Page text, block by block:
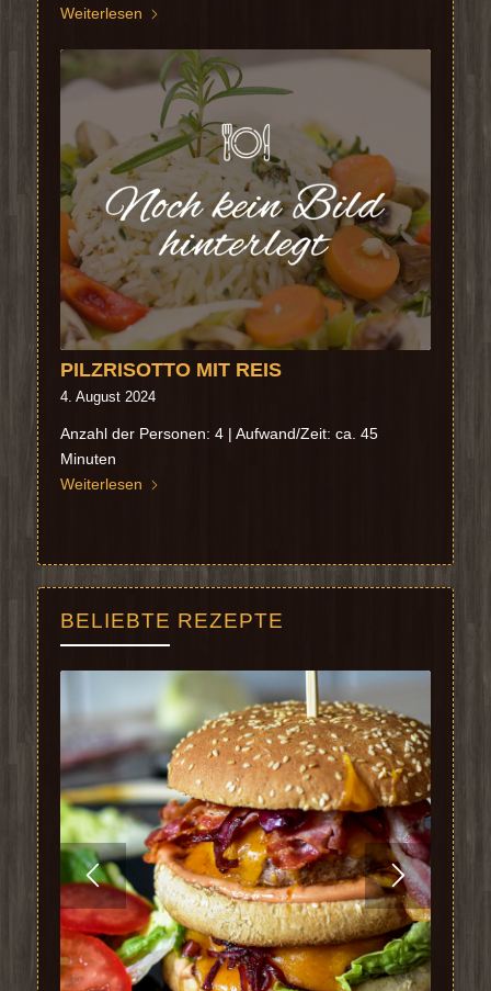
Weiterlesen
PILZRISOTTO MIT REIS
4. August 2024
Anzahl der Personen: 4 | Aufwand/Zeit: ca. 45
Minuten
Weiterlesen
BELIEBTE REZEPTE